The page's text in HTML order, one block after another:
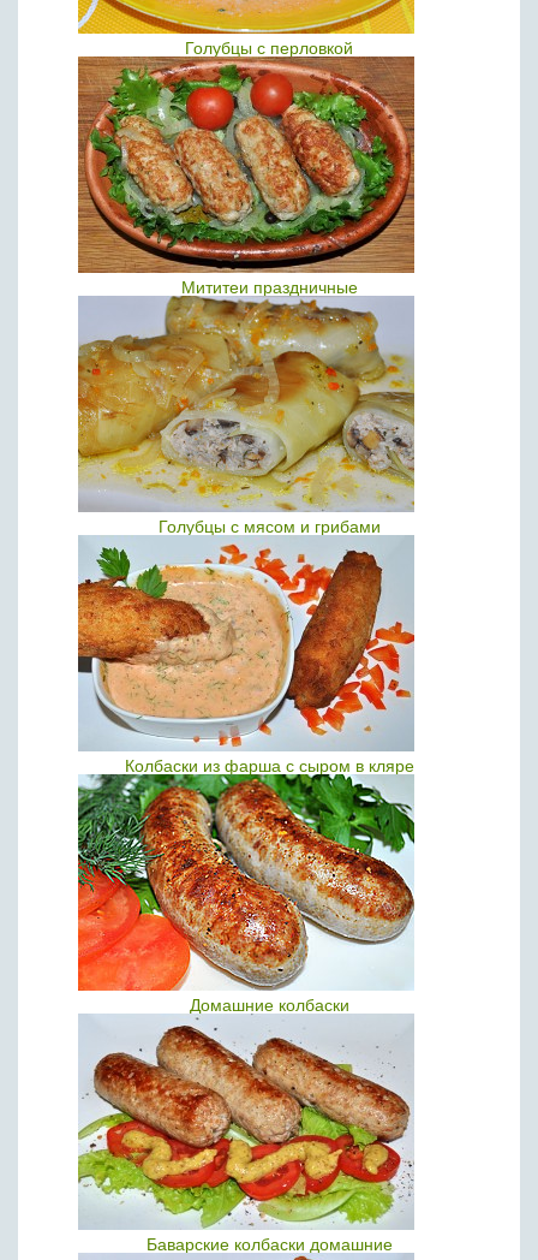
Голубцы с перловкой
Мититеи праздничные
Голубцы с мясом и грибами
Колбаски из фарша с сыром в кляре
Домашние колбаски
Баварские колбаски домашние